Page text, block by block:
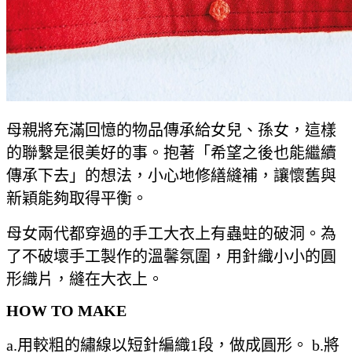
母親將充滿回憶的物品傳承給女兒、孫女，這樣
的聯繫是很美好的事。抱著「希望之後也能繼續
傳承下去」的想法，小心地修繕縫補，讓懷舊與
新穎能夠取得平衡。
母女兩代都穿過的手工大衣上有蟲蛀的破洞。為
了不破壞手工製作的溫馨氛圍，用針織小小的圓
形織片，縫在大衣上。
HOW TO MAKE
a.用較粗的繡線以短針編織1段，做成圓形。 b.將